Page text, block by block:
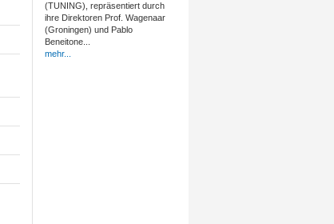
(TUNING), repräsentiert durch
ihre Direktoren Prof. Wagenaar
(Groningen) und Pablo
Beneitone...
mehr...